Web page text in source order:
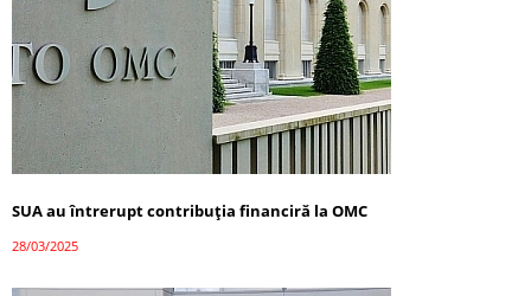
SUA au întrerupt contribuția financiră la OMC
28/03/2025